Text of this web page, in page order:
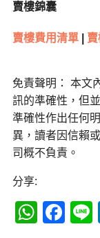
賣樓錦囊
賣樓費用清單|
免責聲明： 本文
訊的準確性，但
準確性作出任何
異，讀者因信賴
司概不負責。
分享: